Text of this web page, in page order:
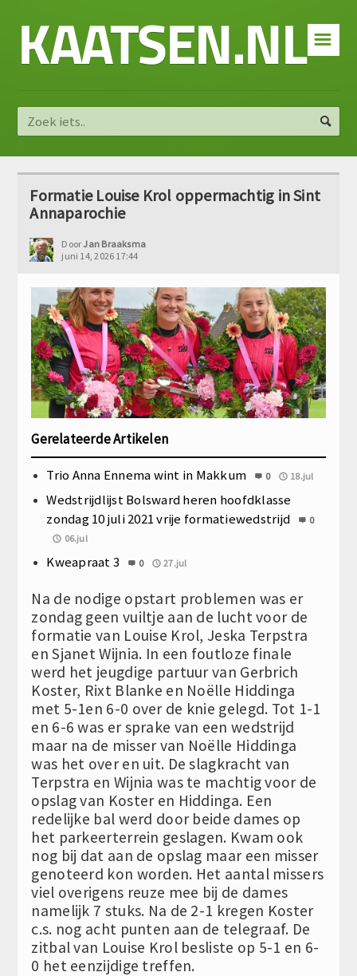
☰
KAATSEN.NL
Formatie Louise Krol oppermachtig in Sint
Annaparochie
DoorJan Braaksma
juni 14, 2026 17:44
Gerelateerde Artikelen
Trio Anna Ennema wint in Makkum 0 18.jul
Wedstrijdlijst Bolsward heren hoofdklasse
zondag 10 juli 2021 vrije formatiewedstrijd
0
06.jul
Kweapraat 3 0 27.jul
Na de nodige opstart problemen was er
zondag geen vuiltje aan de lucht voor de
formatie van Louise Krol, Jeska Terpstra
en Sjanet Wijnia. In een foutloze finale
werd het jeugdige partuur van Gerbrich
Koster, Rixt Blanke en Noëlle Hiddinga
met 5-1en 6-0 over de knie gelegd. Tot 1-1
en 6-6 was er sprake van een wedstrijd
maar na de misser van Noëlle Hiddinga
was het over en uit. De slagkracht van
Terpstra en Wijnia was te machtig voor de
opslag van Koster en Hiddinga. Een
redelijke bal werd door beide dames op
het parkeerterrein geslagen. Kwam ook
nog bij dat aan de opslag maar een misser
genoteerd kon worden. Het aantal missers
viel overigens reuze mee bij de dames
namelijk 7 stuks. Na de 2-1 kregen Koster
c.s. nog acht punten aan de telegraaf. De
zitbal van Louise Krol besliste op 5-1 en 6-
0 het eenzijdige treffen.